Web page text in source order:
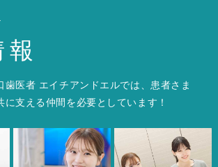
歯医者 エイチアンドエルでは、患者さま
に支える仲間を必要としています！